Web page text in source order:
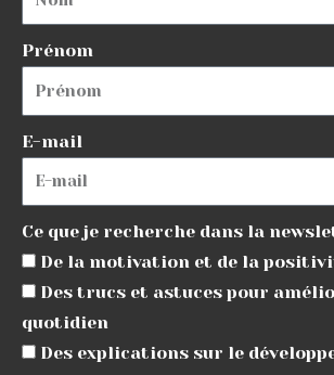
Prénom
E-mail
Ce que je recherche dans la
De la motivation et de la
Des trucs et astuces pour
quotidien
Des explications sur le